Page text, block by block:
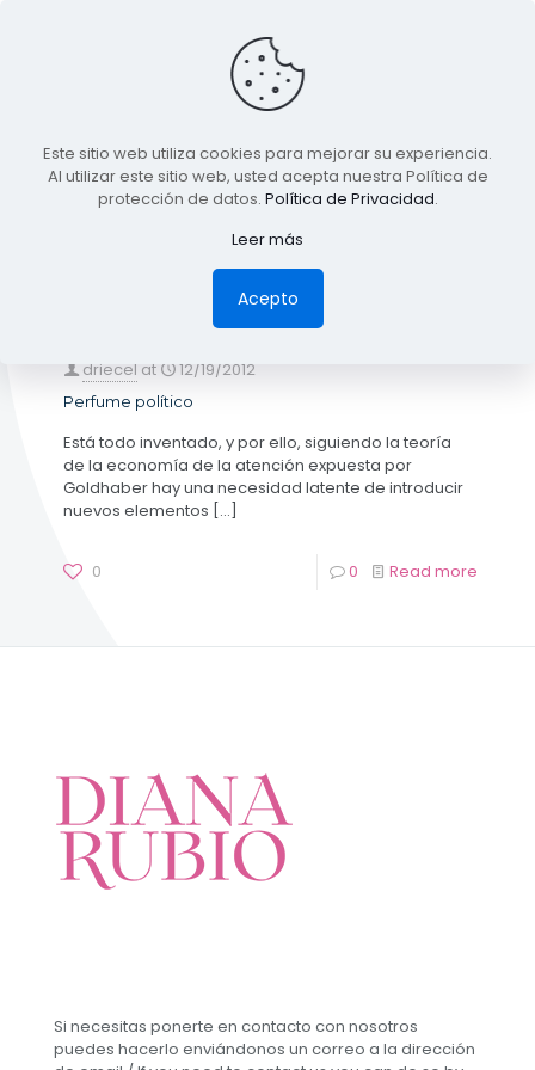
BLOG
TODA LA INFORMACIÓN
Tags Authors
driecel at 12/19/2012
Perfume político
Está todo inventado, y por ello, siguiendo la teoría
de la economía de la atención expuesta por
Goldhaber hay una necesidad latente de introducir
nuevos elementos […]
0 0 Read more
Si necesitas ponerte en contacto con nosotros
puedes hacerlo enviándonos un correo a la dirección
Este sitio web utiliza cookies para mejorar su experiencia.
Al utilizar este sitio web, usted acepta nuestra Política de
protección de datos. Política de Privacidad.
Leer más
Acepto